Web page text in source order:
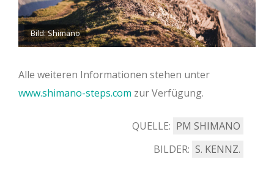
Bild: Shimano
Alle weiteren Informationen stehen unter
www.shimano-steps.com zur Verfügung.
QUELLE: PM SHIMANO
BILDER: S. KENNZ.